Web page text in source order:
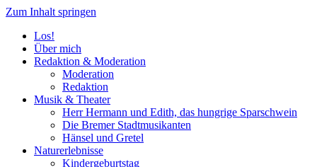
Zum Inhalt springen
Los!
Über mich
Redaktion & Moderation
Moderation
Redaktion
Musik & Theater
Herr Hermann und Edith, das hungrige Sparschwein
Die Bremer Stadtmusikanten
Hänsel und Gretel
Naturerlebnisse
Kindergeburtstag